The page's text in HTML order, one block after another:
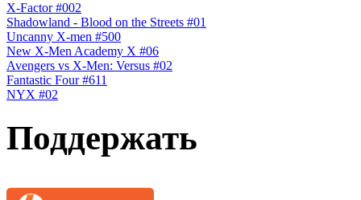
X-Factor #002
Shadowland - Blood on the Streets #01
Uncanny X-men #500
New X-Men Academy X #06
Avengers vs X-Men: Versus #02
Fantastic Four #611
NYX #02
Поддержать